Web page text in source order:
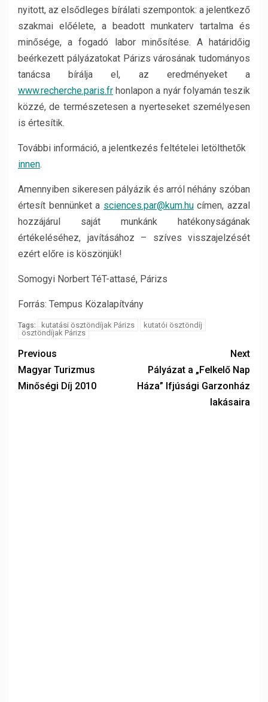
nyitott, az elsődleges bírálati szempontok: a jelentkező
szakmai előélete, a beadott munkaterv tartalma és
minősége, a fogadó labor minősítése. A határidőig
beérkezett pályázatokat Párizs városának tudományos
tanácsa bírálja el, az eredményeket a
www.recherche.paris.fr honlapon a nyár folyamán teszik
közzé, de természetesen a nyerteseket személyesen
is értesítik.
További információ, a jelentkezés feltételei letölthetők
innen.
Amennyiben sikeresen pályázik és arról néhány szóban
értesít bennünket a sciences.par@kum.hucímen, azzal
hozzájárul saját munkánk hatékonyságának
értékeléséhez, javításához – szíves visszajelzését
ezért előre is köszönjük!
Somogyi Norbert TéT-attasé, Párizs
Forrás: Tempus Közalapítvány
Tags: kutatási ösztöndíjak Párizs
kutatói ösztöndíj
ösztöndíjak Párizs
Previous
Magyar Turizmus
Minőségi Díj 2010
Next
Pályázat a „Felkelő Nap
Háza” Ifjúsági Garzonház
lakásaira